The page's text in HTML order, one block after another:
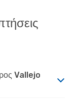
Vallejo